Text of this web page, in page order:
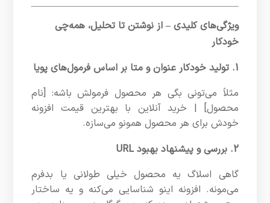
ویژگی‌های کلیدی – از نوشتن تا تحلیل، همه‌چی
خودکار
1. تولید خودکار عنوان و متا بر اساس فرمول‌های پویا
مثلاً می‌تونی بگی هر محصول فرمولش باشه: [نام
محصول] | خرید آنلاین با بهترین قیمت افزونه
خودش برای هر محصول همونو می‌سازه.
2. بررسی و پیشنهاد بهبود URL
گاهی اسلاگ یه محصول خیلی طولانی یا بدفرم
می‌مونه. افزونه اینو شناسایی می‌کنه و یه ساختار